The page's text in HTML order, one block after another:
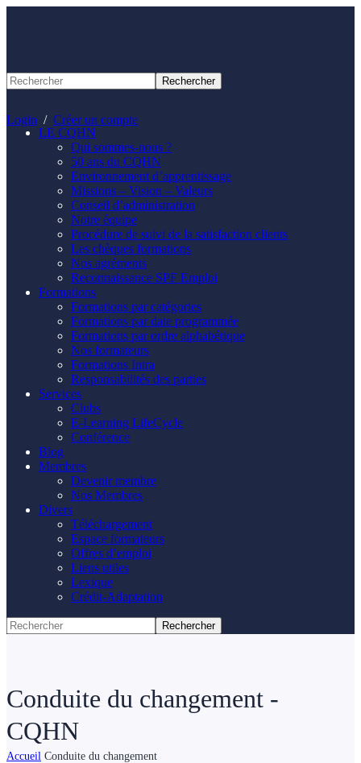
Login / Créer un compte
LE CQHN
Qui sommes-nous ?
50 ans du CQHN
Environnement d’apprentissage
Missions – Vision – Valeurs
Conseil d’administration
Notre équipe
Procédure de suivi de la satisfaction clients
Les chèques formations
Nos agréments
Reconnaissance SPF Emploi
Formations
Formations par catégories
Formations par date programmée
Formations par ordre alphabétique
Nos formateurs
Formations Intra
Responsabilités des parties
Services
Clubs
E-Learning LifeCycle
Conférence
Blog
Membres
Devenir membre
Nos Membres
Divers
Téléchargement
Espace formateurs
Offres d’emploi
Liens utiles
Lexique
Crédit-Adaptation
Conduite du changement -
CQHN
Accueil Conduite du changement
Panneau de gestion des cookies